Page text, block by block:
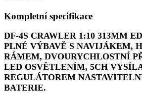
Kompletní specifikace
DF-4S CRAWLER 1:10 313MM
PLNÉ VÝBAVĚ S NAVIJÁKEM,
RÁMEM, DVOURYCHLOSTNÍ
LED OSVĚTLENÍM, 5CH
REGULÁTOREM
BATERIE.